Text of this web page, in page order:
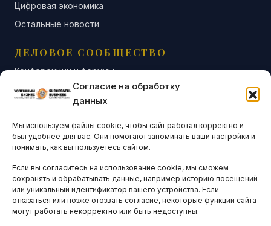
Согласие на обработку
данных
Мы используем файлы cookie, чтобы сайт работал корректно и
был удобнее для вас. Они помогают запоминать ваши настройки и
понимать, как вы пользуетесь сайтом.
Если вы согласитесь на использование cookie, мы сможем
сохранять и обрабатывать данные, например историю посещений
или уникальный идентификатор вашего устройства. Если
отказаться или позже отозвать согласие, некоторые функции сайта
могут работать некорректно или быть недоступны.
Цифровая экономика
Остальные новости
ДЕЛОВОЕ СООБЩЕСТВО
Конференции и форумы
Бизнес-клубы и ассоциации
Остальные новости
АНАЛИТИКА И СТАТИСТИКА
ARTICLES IN ENGLISH
НАВИГАЦИЯ